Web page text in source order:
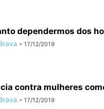
dependermos dos
- 17/12/2019
contra mulheres
- 17/12/2019